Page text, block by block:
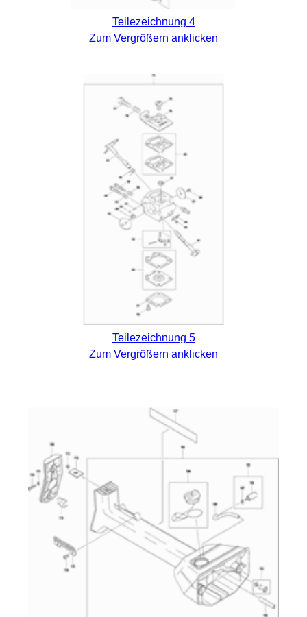
Teilezeichnung 4
Zum Vergrößern anklicken
Teilezeichnung 5
Zum Vergrößern anklicken